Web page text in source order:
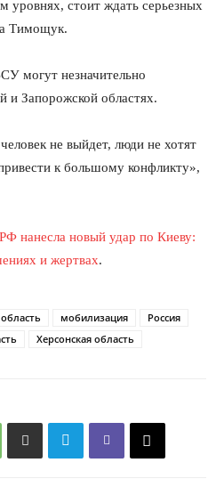
уровнях, стоит ждать серьезных
Тимощук.
могут незначительно
и Запорожской областях.
не выйдет, люди не хотят
к большому конфликту»,
РФ нанесла новый удар по Киеву:
и жертвах.
мобилизация
Россия
Херсонская область